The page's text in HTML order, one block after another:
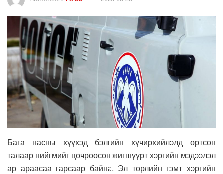
Бага насны хүүхэд бэлгийн хүчирхийлэлд өртсөн
талаар нийгмийг цочроосон жигшүүрт хэргийн мэдээлэл
ар араасаа гарсаар байна. Эл төрлийн гэмт хэргийн